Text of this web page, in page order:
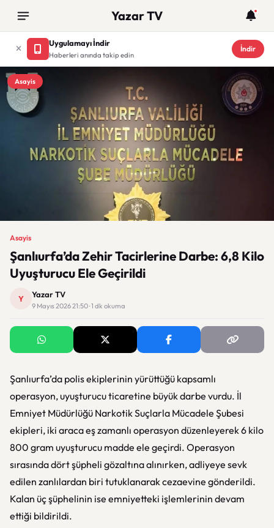
Yazar TV
Uygulamayı İndir
Haberleri anında takip edin
İndir
Asayis
Asayis
Şanlıurfa’da Zehir Tacirlerine Darbe: 6,8 Kilo
Uyuşturucu Ele Geçirildi
Y Yazar TV
9 Mayıs 2026 21:50 · 1 dk okuma
Şanlıurfa’da polis ekiplerinin yürüttüğü kapsamlı
operasyon, uyuşturucu ticaretine büyük darbe vurdu. İl
Emniyet Müdürlüğü Narkotik Suçlarla Mücadele Şubesi
ekipleri, iki araca eş zamanlı operasyon düzenleyerek 6 kilo
800 gram uyuşturucu madde ele geçirdi. Operasyon
sırasında dört şüpheli gözaltına alınırken, adliyeye sevk
edilen zanlılardan biri tutuklanarak cezaevine gönderildi.
Kalan üç şüphelinin ise emniyetteki işlemlerinin devam
ettiği bildirildi.